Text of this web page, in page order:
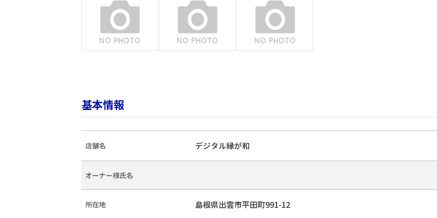
基本情報
店舗名 デジタル縁が和
オーナー様氏名
所在地 島根県出雲市平田町991-12